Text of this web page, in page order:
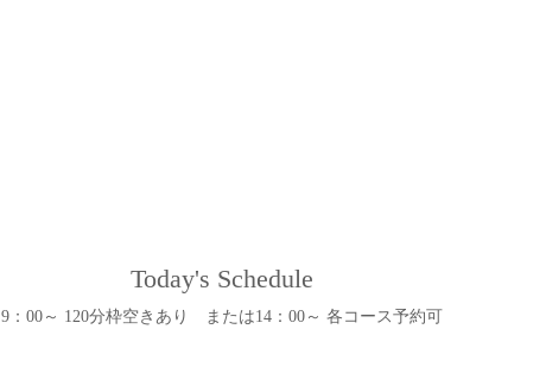
Today's Schedule
9：00～ 120分枠空きあり または14：00～ 各コース予約可